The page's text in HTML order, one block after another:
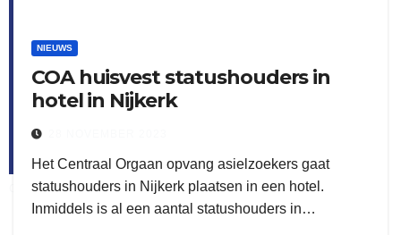
ook adverteren
NIEUWS
COA huisvest statushouders in
hotel in Nijkerk
Het Centraal Orgaan opvang asielzoekers gaat
statushouders in Nijkerk plaatsen in een hotel.
Inmiddels is al een aantal statushouders in…